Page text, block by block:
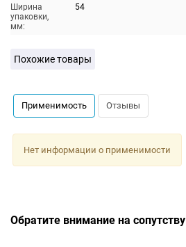
Ширина
упаковки,
мм:
54
Похожие товары
Применимость Отзывы
Нет информации о применимости
Обратите внимание на